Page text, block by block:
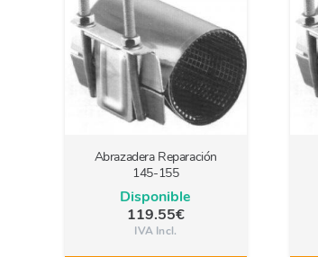
Abrazadera Reparación
145-155
Disponible
119.55€
IVA Incl.